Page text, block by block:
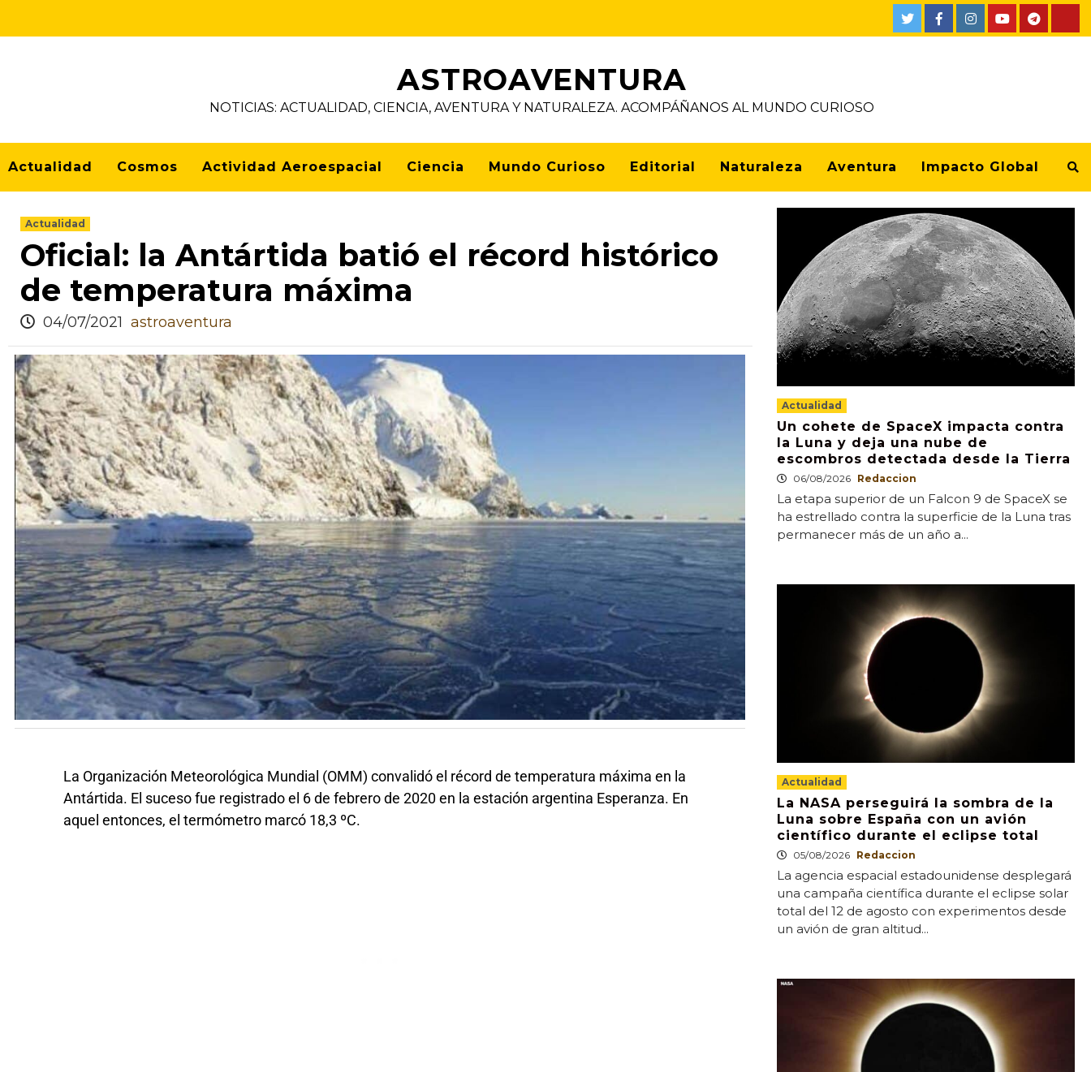
ASTROAVENTURA
NOTICIAS: ACTUALIDAD, CIENCIA, AVENTURA Y NATURALEZA. ACOMPÁÑANOS AL MUNDO CURIOSO
Actualidad Cosmos Actividad Aeroespacial Ciencia Mundo Curioso Editorial Naturaleza Aventura Impacto Global
Actualidad
Oficial: la Antártida batió el récord histórico
de temperatura máxima
04/07/2021 astroaventura
La Organización Meteorológica Mundial (OMM) convalidó el récord de temperatura máxima en la
Antártida. El suceso fue registrado el 6 de febrero de 2020 en la estación argentina Esperanza. En
aquel entonces, el termómetro marcó 18,3 ºC.
Actualidad
Un cohete de SpaceX impacta contra
la Luna y deja una nube de
escombros detectada desde la Tierra
06/08/2026 Redaccion
La etapa superior de un Falcon 9 de SpaceX se
ha estrellado contra la superficie de la Luna tras
permanecer más de un año a...
Actualidad
La NASA perseguirá la sombra de la
Luna sobre España con un avión
científico durante el eclipse total
05/08/2026 Redaccion
La agencia espacial estadounidense desplegará
una campaña científica durante el eclipse solar
total del 12 de agosto con experimentos desde
un avión de gran altitud...